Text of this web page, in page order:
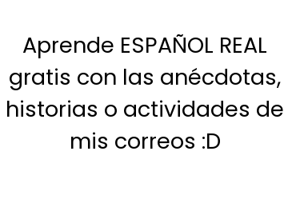
Aprende ESPAÑOL REAL
gratis con las anécdotas,
historias o actividades de
mis correos :D